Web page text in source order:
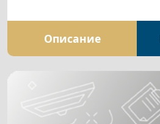
Описание